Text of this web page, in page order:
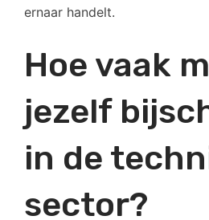
ernaar handelt.
Hoe vaak
jezelf
in de
sector?